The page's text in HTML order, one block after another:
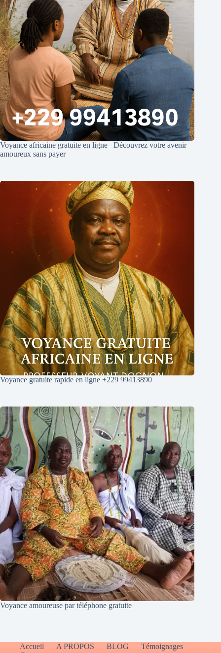
Voyance africaine gratuite en ligne– Découvrez votre avenir
amoureux sans payer
Voyance gratuite rapide en ligne +229 99413890
Voyance amoureuse par téléphone gratuite
Accueil A PROPOS BLOG
Témoignages